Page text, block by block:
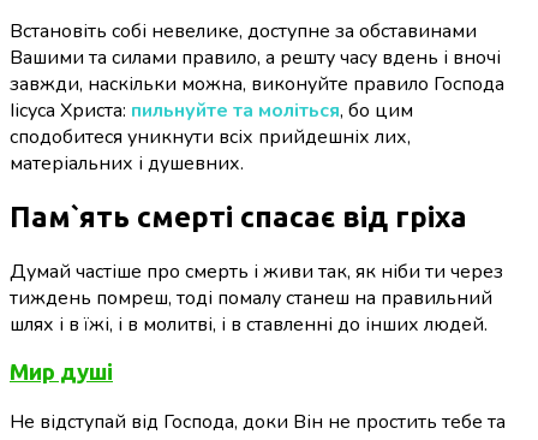
Встановіть собі невелике, доступне за обставинами
Вашими та силами правило, а решту часу вдень і вночі
завжди, наскільки можна, виконуйте правило Господа
Іісуса Христа: пильнуйте та моліться, бо цим
сподобитеся уникнути всіх прийдешніх лих,
матеріальних і душевних.
Пам`ять смерті спасає від гріха
Думай частіше про смерть і живи так, як ніби ти через
тиждень помреш, тоді помалу станеш на правильний
шлях і в їжі, і в молитві, і в ставленні до інших людей.
Мир душі
Не відступай від Господа, доки Він не простить тебе та